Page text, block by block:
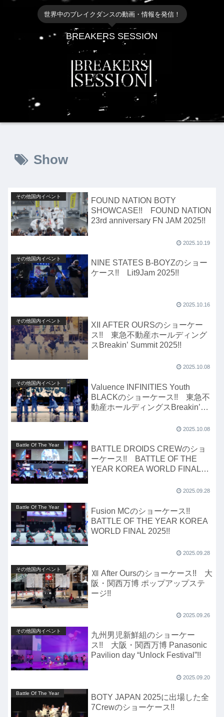
世界中のブレイクダンスの動画・情報を発信！
BREAKERS SESSION
Show
その他国内イベント
FOUND NATION BOTY
SHOWCASE!! FOUND NATION
23rd anniversary FN JAM 2025!!
2025.10.19
その他国内イベント
NINE STATES B-BOYZのショー
ケース!! Lit9Jam 2025!!
2025.10.16
その他国内イベント
XII AFTER OURSのショーケー
ス!! 東急不動産ホールディング
スBreakin’ Summit 2025!!
2025.10.08
その他国内イベント
Valuence INFINITIES Youth
BLACKのショーケース!! 東急不
動産ホールディングスBreakin’
2025.10.08
Battle Of The Year
BATTLE DROIDS CREWのショ
ーケース!! BATTLE OF THE
YEAR KOREA WORLD FINAL
2025.09.28
Battle Of The Year
Fusion MCのショーケース!!
BATTLE OF THE YEAR KOREA
WORLD FINAL 2025!!
2025.09.28
その他国内イベント
Ⅻ After Oursのショーケース!! 大
阪・関西万博 ポップアップステ
ージ!!
2025.09.26
その他国内イベント
九州男児新鮮組のショーケー
ス!! 大阪・関西万博 Panasonic
Pavilion day “Unlock Festival”!!
2025.09.20
Battle Of The Year
BOTY JAPAN 2025に出場した全
7Crewのショーケース!!